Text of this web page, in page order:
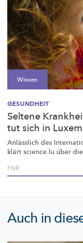
Wissen
GESUNDHEIT
Seltene
tut sich in
Anlässlich des
klärt science.lu über
FNR
Auch in